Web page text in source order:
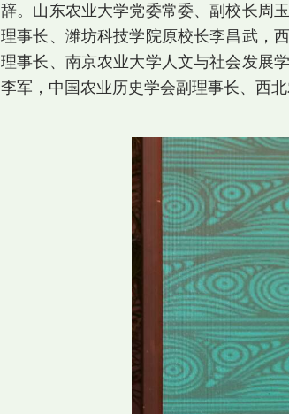
辞。山东农业大学党委常委、副校长周
理事长、潍坊科技学院原校长李昌武，
理事长、南京农业大学人文与社会发展
李军，中国农业历史学会副理事长、西